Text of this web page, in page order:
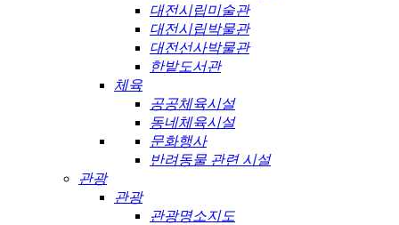
대전시립미술관
대전시립박물관
대전선사박물관
한밭도서관
체육
공공체육시설
동네체육시설
문화행사
반려동물 관련 시설
관광
관광
관광명소지도